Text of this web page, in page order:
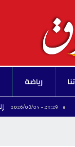
رياضة
إلغاء عرض